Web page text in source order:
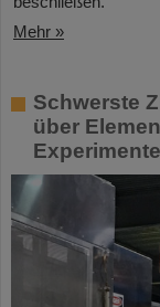
Mehr »
Schwerste
über